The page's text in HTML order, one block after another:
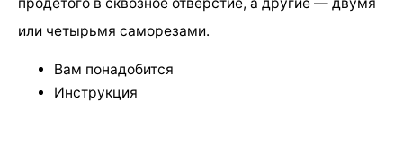
или четырьмя саморезами.
Вам понадобится
Инструкция